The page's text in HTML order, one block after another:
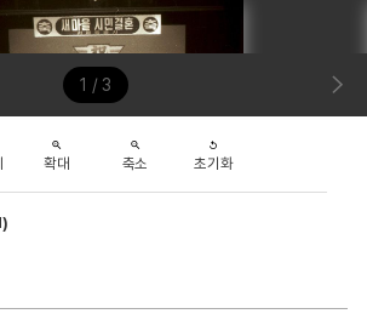
1 / 3
확대 축소 초기화